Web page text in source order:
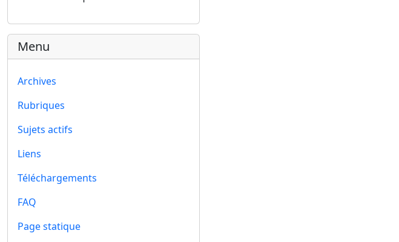
Menu
Archives
Rubriques
Sujets actifs
Liens
Téléchargements
FAQ
Page statique